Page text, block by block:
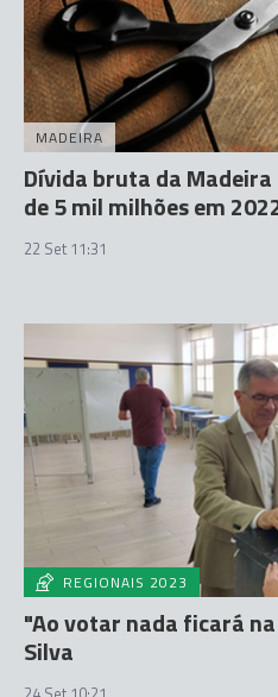
MADEIRA
Dívida bruta da
de 5 mil milhões em
22 Set 11:31
REGIONAIS 2023
"Ao votar nada ficará
Silva